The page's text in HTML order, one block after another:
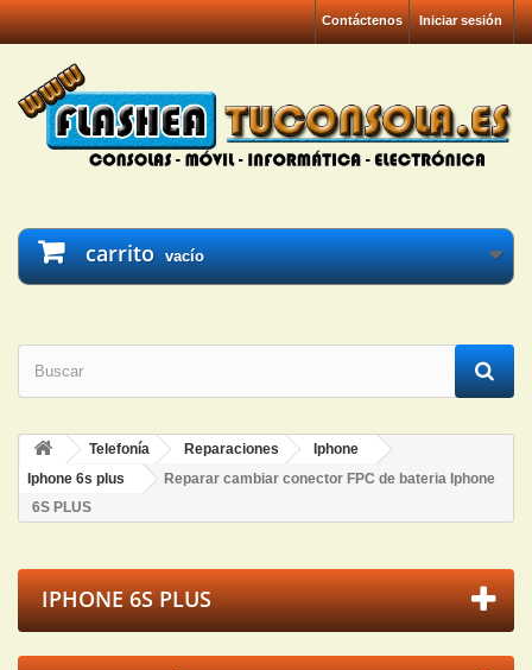
Iniciar sesión
Contáctenos
carrito vacío
Telefonía Reparaciones
Iphone
Iphone 6s plus
Reparar cambiar conector FPC de bateria Iphone
6S PLUS
IPHONE 6S PLUS